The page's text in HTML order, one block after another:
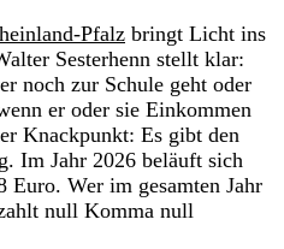
Pfalz bringt Licht ins
Sesterhenn stellt klar:
noch zur Schule geht oder
er oder sie Einkommen
Knackpunkt: Es gibt den
Im Jahr 2026 beläuft sich
Euro. Wer im gesamten Jahr
null Komma null